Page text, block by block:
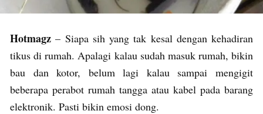
Hotmagz– Siapa sih yang tak kesal dengan kehadiran
tikus di rumah. Apalagi kalau sudah masuk rumah, bikin
bau dan kotor, belum lagi kalau sampai mengigit
beberapa perabot rumah tangga atau kabel pada barang
elektronik. Pasti bikin emosi dong.